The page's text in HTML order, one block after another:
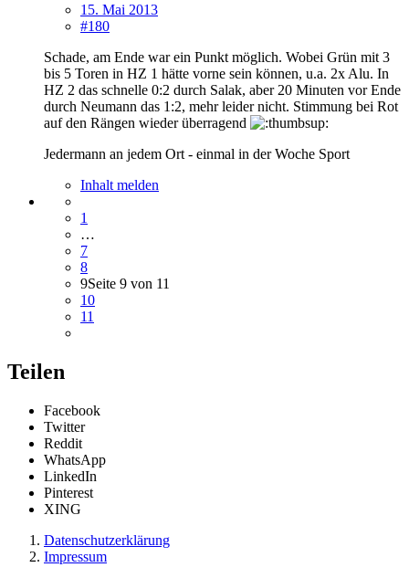
15. Mai 2013
#180
Schade, am Ende war ein Punkt möglich. Wobei Grün mit 3
bis 5 Toren in HZ 1 hätte vorne sein können, u.a. 2x Alu. In
HZ 2 das schnelle 0:2 durch Salak, aber 20 Minuten vor Ende
durch Neumann das 1:2, mehr leider nicht. Stimmung bei Rot
auf den Rängen wieder überragend
Jedermann an jedem Ort - einmal in der Woche Sport
Inhalt melden
1
…
7
8
9Seite 9 von 11
10
11
Teilen
Facebook
Twitter
Reddit
WhatsApp
LinkedIn
Pinterest
XING
Datenschutzerklärung
Impressum